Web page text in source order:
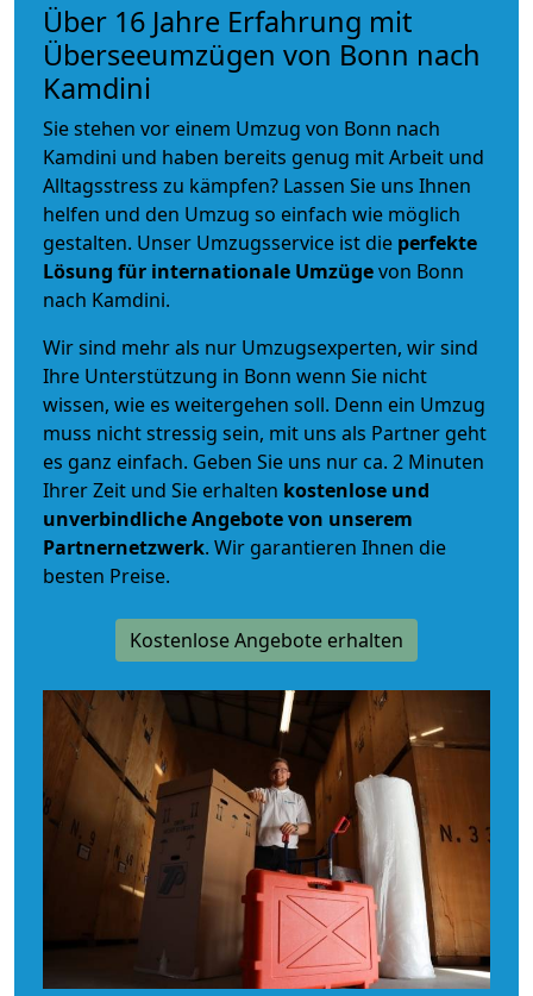
Über 16 Jahre Erfahrung mit
Überseeumzügen von Bonn nach
Kamdini
Sie stehen vor einem Umzug von Bonn nach
Kamdini und haben bereits genug mit Arbeit und
Alltagsstress zu kämpfen? Lassen Sie uns Ihnen
helfen und den Umzug so einfach wie möglich
gestalten. Unser Umzugsservice ist die perfekte
Lösung für internationale Umzügevon Bonn
nach Kamdini.
Wir sind mehr als nur Umzugsexperten, wir sind
Ihre Unterstützung in Bonn wenn Sie nicht
wissen, wie es weitergehen soll. Denn ein Umzug
muss nicht stressig sein, mit uns als Partner geht
es ganz einfach. Geben Sie uns nur ca. 2 Minuten
Ihrer Zeit und Sie erhalten kostenlose und
unverbindlicheAngebote von unserem
Partnernetzwerk. Wir garantieren Ihnen die
besten Preise.
Kostenlose Angebote erhalten